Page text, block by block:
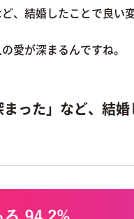
、結婚したことで良い
愛が深まるんですね。
った」など、結